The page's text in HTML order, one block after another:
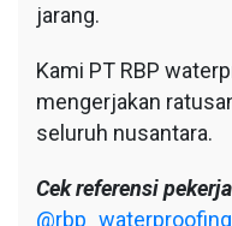
jarang.
Kami PT RBP
mengerjakan
seluruh nusantara.
Cek referensi
@rbp_waterproofing